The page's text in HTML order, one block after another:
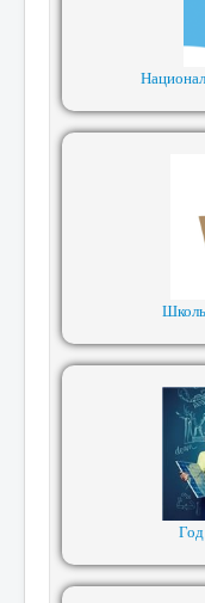
Год